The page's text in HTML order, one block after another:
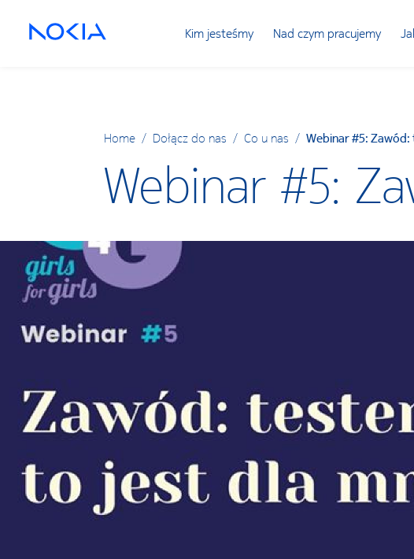
Kim jesteśmy Nad czym pracujemy
Home / Dołącz do nas /Co u nas /Webinar #5:
Webinar #5: